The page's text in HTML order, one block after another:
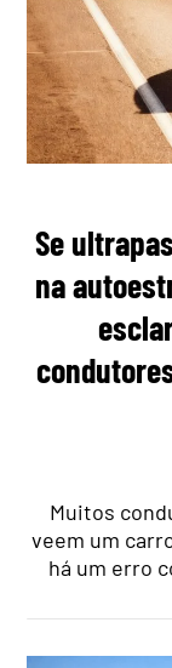
Se
na
Muitos
veem um
há um erro